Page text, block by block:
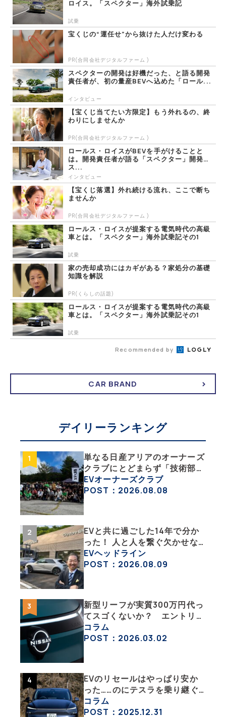
ロイス。「スペクター」海外試乗記
試乗
宝くじの“運任せ”から抜けた人だけ変わる
PR(合同会社デジタルファーム )
スペクターの開発は好機だった、と語る開発
責任者が、初の量産BEVへ込めた「ロール...
インタビュー
【宝くじ当てたい方限定】もう外れるの、終
わりにしませんか
PR(合同会社デジタルファーム )
ロールス・ロイスがBEVを手がけることと
は。開発責任者が語る「スペクター」開発
ス...
インタビュー
【宝くじ落選】外れ続ける流れ、ここで断ち
ませんか
PR(合同会社デジタルファーム )
ロールス・ロイスが提案する電気時代の高級
車とは。「スペクター」海外試乗記その1
試乗
家の売却成功にはカギがある？家処分の基礎
知識を解説
PR(くらしの話題)
ロールス・ロイスが提案する電気時代の高級
車とは。「スペクター」海外試乗記その1
試乗
Recommended by
CAR BRAND
デイリーランキング
単なる日産アリアのオーナーズ
クラブにとどまらず「技術部」
「バイク部」「釣り部」など多
彩な趣味人集合体がAOCJ【
EVオーナーズクラブ
POST：2026.08.08
EVと共に過ごした14年で分か
った！ 人と人を繋ぐ欠かせな
い相棒、それがEV!!【EV総合
研究所のリアルEVライフ：そ
EVヘッドライン
POST：2026.08.09
新型リーフが実質300万円代っ
てスゴくないか？ エントリー
グレード「B5」の中身を詳細
チェックした
コラム
POST：2026.03.02
EVのリセールはやっぱり安か
った……のにテスラを乗り継ぐ
ってどういうこと？ 【テスラ
沼にはまった大学教授のEV生
コラム
POST：2025.12.31